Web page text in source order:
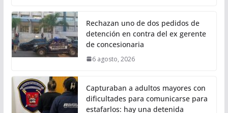
Rechazan uno de dos pedidos de
detención en contra del ex gerente
de concesionaria
6 agosto, 2026
Capturaban a adultos mayores con
dificultades para comunicarse para
estafarlos: hay una detenida